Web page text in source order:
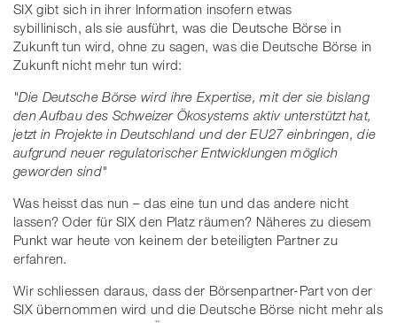
SIX gibt sich in ihrer Information insofern etwas
sybillinisch, als sie ausführt, was die Deutsche Börse in
Zukunft tun wird, ohne zu sagen, was die Deutsche Börse in
Zukunft nicht mehr tun wird:
"Die Deutsche Börse wird ihre Expertise, mit der sie bislang
den Aufbau des Schweizer Ökosystems aktiv unterstützt hat,
jetzt in Projekte in Deutschland und der EU27 einbringen, die
aufgrund neuer regulatorischer Entwicklungen möglich
geworden sind"
Was heisst das nun – das eine tun und das andere nicht
lassen? Oder für SIX den Platz räumen? Näheres zu diesem
Punkt war heute von keinem der beteiligten Partner zu
erfahren.
Wir schliessen daraus, dass der Börsenpartner-Part von der
SIX übernommen wird und die Deutsche Börse nicht mehr als